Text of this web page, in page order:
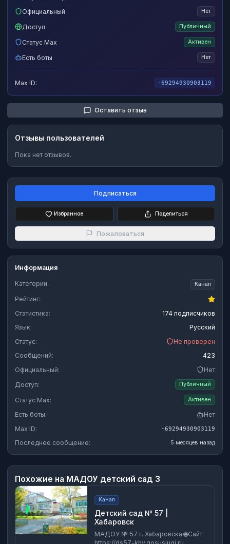
Официальный
Нет
Доступ Публичный
Статус Max Активен
Есть боты Нет
Max ID: -69294930903119
Оставить отзыв
Отзывы пользователей
Пока нет отзывов.
Подписаться
Избранное Поделиться
Пожаловаться
Информация
Категории: Канал
Рейтинг:
Статистика:
174 подписчиков
Язык:
Русский
Статус:
Не проверен
Сообщений:
423
Официальный:
Нет
Доступ:
Публичный
Статус Max: Активен
Есть боты:
Нет
Max ID:
-69294930903119
Последнее сообщение: 5 месяцев назад
Похожие на МАДОУ детский сад 3
Канал
Детский сад № 57 |
Хабаровск
МАДОУ № 57 г. Хабаровска 🌐Сайт: